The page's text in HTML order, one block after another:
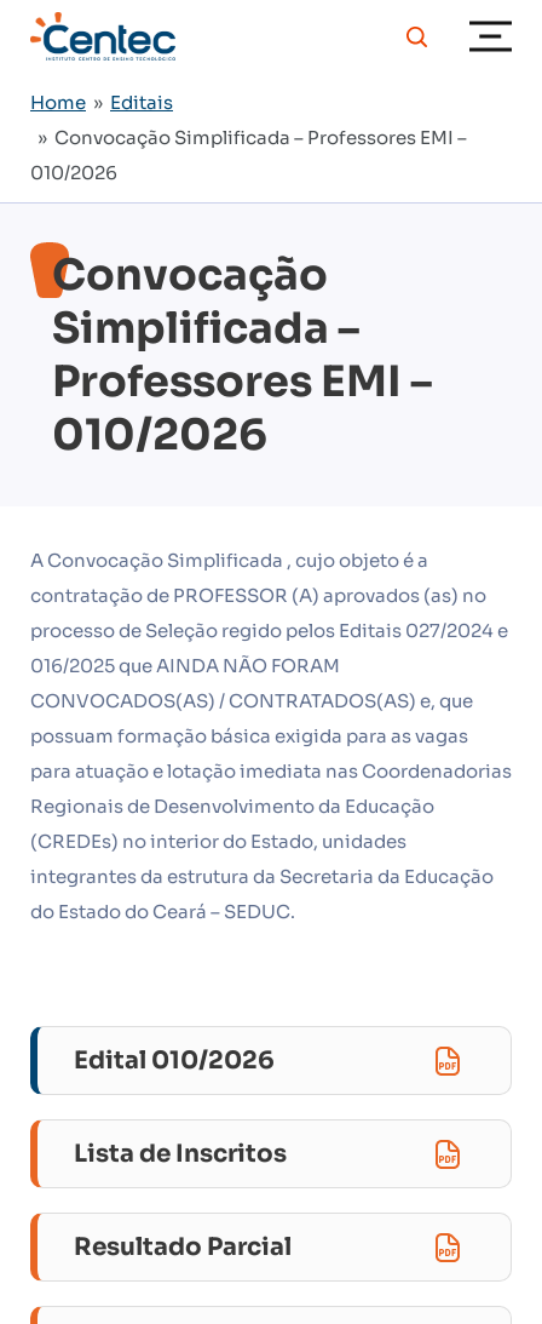
Home » Editais
» Convocação Simplificada – Professores EMI –
010/2026
Convocação
Simplificada –
Professores EMI –
010/2026
A Convocação Simplificada , cujo objeto é a
contratação de PROFESSOR (A) aprovados (as) no
processo de Seleção regido pelos Editais 027/2024 e
016/2025 que AINDA NÃO FORAM
CONVOCADOS(AS) / CONTRATADOS(AS) e, que
possuam formação básica exigida para as vagas
para atuação e lotação imediata nas Coordenadorias
Regionais de Desenvolvimento da Educação
(CREDEs) no interior do Estado, unidades
integrantes da estrutura da Secretaria da Educação
do Estado do Ceará – SEDUC.
Edital 010/2026
Lista de Inscritos
Resultado Parcial